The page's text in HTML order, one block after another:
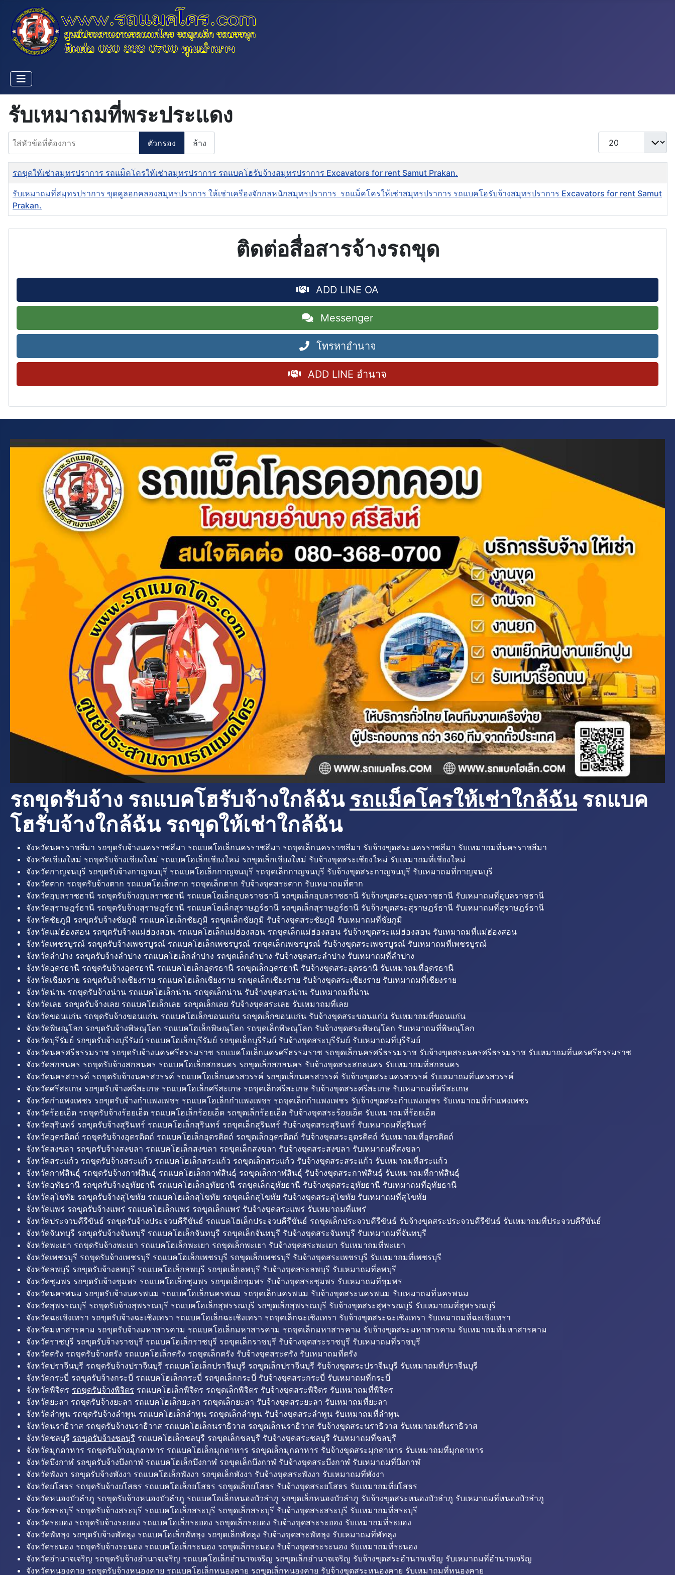
รับเหมาถมที่พระประแดง
ใส่หัวข้อที่ต้องการ
ตัวกรอง ล้าง
แสดง #
ชื่อ
รถขุดให้เช่าสมุทรปราการ รถแม็คโครให้เช่าสมุทรปราการ รถแบคโฮรับจ้างสมุทรปราการ Excavators for rent Samut Prakan.
รับเหมาถมที่สมุทรปราการ ขุดคูลอกคลองสมุทรปราการ ให้เช่าเครืองจักกลหนักสมุทรปราการ รถแม็คโครให้เช่าสมุทรปราการ รถแบคโฮรับจ้างสมุทรปราการ Excavators for rent Samut
Prakan.
ติดต่อสื่อสารจ้างรถขุด
ADD LINE OA
Messenger
โทรหาอำนาจ
ADD LINE อำนาจ
รถขุดรับจ้าง รถแบคโฮรับจ้างใกล้ฉัน รถแม็คโครให้เช่าใกล้ฉันรถแบค
โฮรับจ้างใกล้ฉัน รถขุดให้เช่าใกล้ฉัน
จังหวัดนครราชสีมา รถขุดรับจ้างนครราชสีมา รถแบคโฮเล็กนครราชสีมา รถขุดเล็กนครราชสีมา รับจ้างขุดสระนครราชสีมา รับเหมาถมที่นครราชสีมา
จังหวัดเชียงใหม่ รถขุดรับจ้างเชียงใหม่ รถแบคโฮเล็กเชียงใหม่ รถขุดเล็กเชียงใหม่ รับจ้างขุดสระเชียงใหม่ รับเหมาถมที่เชียงใหม่
จังหวัดกาญจนบุรี รถขุดรับจ้างกาญจนบุรี รถแบคโฮเล็กกาญจนบุรี รถขุดเล็กกาญจนบุรี รับจ้างขุดสระกาญจนบุรี รับเหมาถมที่กาญจนบุรี
จังหวัดตาก รถขุดรับจ้างตาก รถแบคโฮเล็กตาก รถขุดเล็กตาก รับจ้างขุดสระตาก รับเหมาถมที่ตาก
จังหวัดอุบลราชธานี รถขุดรับจ้างอุบลราชธานี รถแบคโฮเล็กอุบลราชธานี รถขุดเล็กอุบลราชธานี รับจ้างขุดสระอุบลราชธานี รับเหมาถมที่อุบลราชธานี
จังหวัดสุราษฎร์ธานี รถขุดรับจ้างสุราษฎร์ธานี รถแบคโฮเล็กสุราษฎร์ธานี รถขุดเล็กสุราษฎร์ธานี รับจ้างขุดสระสุราษฎร์ธานี รับเหมาถมที่สุราษฎร์ธานี
จังหวัดชัยภูมิ รถขุดรับจ้างชัยภูมิ รถแบคโฮเล็กชัยภูมิ รถขุดเล็กชัยภูมิ รับจ้างขุดสระชัยภูมิ รับเหมาถมที่ชัยภูมิ
จังหวัดแม่ฮ่องสอน รถขุดรับจ้างแม่ฮ่องสอน รถแบคโฮเล็กแม่ฮ่องสอน รถขุดเล็กแม่ฮ่องสอน รับจ้างขุดสระแม่ฮ่องสอน รับเหมาถมที่แม่ฮ่องสอน
จังหวัดเพชรบูรณ์ รถขุดรับจ้างเพชรบูรณ์ รถแบคโฮเล็กเพชรบูรณ์ รถขุดเล็กเพชรบูรณ์ รับจ้างขุดสระเพชรบูรณ์ รับเหมาถมที่เพชรบูรณ์
จังหวัดลำปาง รถขุดรับจ้างลำปาง รถแบคโฮเล็กลำปาง รถขุดเล็กลำปาง รับจ้างขุดสระลำปาง รับเหมาถมที่ลำปาง
จังหวัดอุดรธานี รถขุดรับจ้างอุดรธานี รถแบคโฮเล็กอุดรธานี รถขุดเล็กอุดรธานี รับจ้างขุดสระอุดรธานี รับเหมาถมที่อุดรธานี
จังหวัดเชียงราย รถขุดรับจ้างเชียงราย รถแบคโฮเล็กเชียงราย รถขุดเล็กเชียงราย รับจ้างขุดสระเชียงราย รับเหมาถมที่เชียงราย
จังหวัดน่าน รถขุดรับจ้างน่าน รถแบคโฮเล็กน่าน รถขุดเล็กน่าน รับจ้างขุดสระน่าน รับเหมาถมที่น่าน
จังหวัดเลย รถขุดรับจ้างเลย รถแบคโฮเล็กเลย รถขุดเล็กเลย รับจ้างขุดสระเลย รับเหมาถมที่เลย
จังหวัดขอนแก่น รถขุดรับจ้างขอนแก่น รถแบคโฮเล็กขอนแก่น รถขุดเล็กขอนแก่น รับจ้างขุดสระขอนแก่น รับเหมาถมที่ขอนแก่น
จังหวัดพิษณุโลก รถขุดรับจ้างพิษณุโลก รถแบคโฮเล็กพิษณุโลก รถขุดเล็กพิษณุโลก รับจ้างขุดสระพิษณุโลก รับเหมาถมที่พิษณุโลก
จังหวัดบุรีรัมย์ รถขุดรับจ้างบุรีรัมย์ รถแบคโฮเล็กบุรีรัมย์ รถขุดเล็กบุรีรัมย์ รับจ้างขุดสระบุรีรัมย์ รับเหมาถมที่บุรีรัมย์
จังหวัดนครศรีธรรมราช รถขุดรับจ้างนครศรีธรรมราช รถแบคโฮเล็กนครศรีธรรมราช รถขุดเล็กนครศรีธรรมราช รับจ้างขุดสระนครศรีธรรมราช รับเหมาถมที่นครศรีธรรมราช
จังหวัดสกลนคร รถขุดรับจ้างสกลนคร รถแบคโฮเล็กสกลนคร รถขุดเล็กสกลนคร รับจ้างขุดสระสกลนคร รับเหมาถมที่สกลนคร
จังหวัดนครสวรรค์ รถขุดรับจ้างนครสวรรค์ รถแบคโฮเล็กนครสวรรค์ รถขุดเล็กนครสวรรค์ รับจ้างขุดสระนครสวรรค์ รับเหมาถมที่นครสวรรค์
จังหวัดศรีสะเกษ รถขุดรับจ้างศรีสะเกษ รถแบคโฮเล็กศรีสะเกษ รถขุดเล็กศรีสะเกษ รับจ้างขุดสระศรีสะเกษ รับเหมาถมที่ศรีสะเกษ
จังหวัดกำแพงเพชร รถขุดรับจ้างกำแพงเพชร รถแบคโฮเล็กกำแพงเพชร รถขุดเล็กกำแพงเพชร รับจ้างขุดสระกำแพงเพชร รับเหมาถมที่กำแพงเพชร
จังหวัดร้อยเอ็ด รถขุดรับจ้างร้อยเอ็ด รถแบคโฮเล็กร้อยเอ็ด รถขุดเล็กร้อยเอ็ด รับจ้างขุดสระร้อยเอ็ด รับเหมาถมที่ร้อยเอ็ด
จังหวัดสุรินทร์ รถขุดรับจ้างสุรินทร์ รถแบคโฮเล็กสุรินทร์ รถขุดเล็กสุรินทร์ รับจ้างขุดสระสุรินทร์ รับเหมาถมที่สุรินทร์
จังหวัดอุตรดิตถ์ รถขุดรับจ้างอุตรดิตถ์ รถแบคโฮเล็กอุตรดิตถ์ รถขุดเล็กอุตรดิตถ์ รับจ้างขุดสระอุตรดิตถ์ รับเหมาถมที่อุตรดิตถ์
จังหวัดสงขลา รถขุดรับจ้างสงขลา รถแบคโฮเล็กสงขลา รถขุดเล็กสงขลา รับจ้างขุดสระสงขลา รับเหมาถมที่สงขลา
จังหวัดสระแก้ว รถขุดรับจ้างสระแก้ว รถแบคโฮเล็กสระแก้ว รถขุดเล็กสระแก้ว รับจ้างขุดสระสระแก้ว รับเหมาถมที่สระแก้ว
จังหวัดกาฬสินธุ์ รถขุดรับจ้างกาฬสินธุ์ รถแบคโฮเล็กกาฬสินธุ์ รถขุดเล็กกาฬสินธุ์ รับจ้างขุดสระกาฬสินธุ์ รับเหมาถมที่กาฬสินธุ์
จังหวัดอุทัยธานี รถขุดรับจ้างอุทัยธานี รถแบคโฮเล็กอุทัยธานี รถขุดเล็กอุทัยธานี รับจ้างขุดสระอุทัยธานี รับเหมาถมที่อุทัยธานี
จังหวัดสุโขทัย รถขุดรับจ้างสุโขทัย รถแบคโฮเล็กสุโขทัย รถขุดเล็กสุโขทัย รับจ้างขุดสระสุโขทัย รับเหมาถมที่สุโขทัย
จังหวัดแพร่ รถขุดรับจ้างแพร่ รถแบคโฮเล็กแพร่ รถขุดเล็กแพร่ รับจ้างขุดสระแพร่ รับเหมาถมที่แพร่
จังหวัดประจวบคีรีขันธ์ รถขุดรับจ้างประจวบคีรีขันธ์ รถแบคโฮเล็กประจวบคีรีขันธ์ รถขุดเล็กประจวบคีรีขันธ์ รับจ้างขุดสระประจวบคีรีขันธ์ รับเหมาถมที่ประจวบคีรีขันธ์
จังหวัดจันทบุรี รถขุดรับจ้างจันทบุรี รถแบคโฮเล็กจันทบุรี รถขุดเล็กจันทบุรี รับจ้างขุดสระจันทบุรี รับเหมาถมที่จันทบุรี
จังหวัดพะเยา รถขุดรับจ้างพะเยา รถแบคโฮเล็กพะเยา รถขุดเล็กพะเยา รับจ้างขุดสระพะเยา รับเหมาถมที่พะเยา
จังหวัดเพชรบุรี รถขุดรับจ้างเพชรบุรี รถแบคโฮเล็กเพชรบุรี รถขุดเล็กเพชรบุรี รับจ้างขุดสระเพชรบุรี รับเหมาถมที่เพชรบุรี
จังหวัดลพบุรี รถขุดรับจ้างลพบุรี รถแบคโฮเล็กลพบุรี รถขุดเล็กลพบุรี รับจ้างขุดสระลพบุรี รับเหมาถมที่ลพบุรี
จังหวัดชุมพร รถขุดรับจ้างชุมพร รถแบคโฮเล็กชุมพร รถขุดเล็กชุมพร รับจ้างขุดสระชุมพร รับเหมาถมที่ชุมพร
จังหวัดนครพนม รถขุดรับจ้างนครพนม รถแบคโฮเล็กนครพนม รถขุดเล็กนครพนม รับจ้างขุดสระนครพนม รับเหมาถมที่นครพนม
จังหวัดสุพรรณบุรี รถขุดรับจ้างสุพรรณบุรี รถแบคโฮเล็กสุพรรณบุรี รถขุดเล็กสุพรรณบุรี รับจ้างขุดสระสุพรรณบุรี รับเหมาถมที่สุพรรณบุรี
จังหวัดฉะเชิงเทรา รถขุดรับจ้างฉะเชิงเทรา รถแบคโฮเล็กฉะเชิงเทรา รถขุดเล็กฉะเชิงเทรา รับจ้างขุดสระฉะเชิงเทรา รับเหมาถมที่ฉะเชิงเทรา
จังหวัดมหาสารคาม รถขุดรับจ้างมหาสารคาม รถแบคโฮเล็กมหาสารคาม รถขุดเล็กมหาสารคาม รับจ้างขุดสระมหาสารคาม รับเหมาถมที่มหาสารคาม
จังหวัดราชบุรี รถขุดรับจ้างราชบุรี รถแบคโฮเล็กราชบุรี รถขุดเล็กราชบุรี รับจ้างขุดสระราชบุรี รับเหมาถมที่ราชบุรี
จังหวัดตรัง รถขุดรับจ้างตรัง รถแบคโฮเล็กตรัง รถขุดเล็กตรัง รับจ้างขุดสระตรัง รับเหมาถมที่ตรัง
จังหวัดปราจีนบุรี รถขุดรับจ้างปราจีนบุรี รถแบคโฮเล็กปราจีนบุรี รถขุดเล็กปราจีนบุรี รับจ้างขุดสระปราจีนบุรี รับเหมาถมที่ปราจีนบุรี
จังหวัดกระบี่ รถขุดรับจ้างกระบี่ รถแบคโฮเล็กกระบี่ รถขุดเล็กกระบี่ รับจ้างขุดสระกระบี่ รับเหมาถมที่กระบี่
จังหวัดพิจิตร รถขุดรับจ้างพิจิตร รถแบคโฮเล็กพิจิตร รถขุดเล็กพิจิตร รับจ้างขุดสระพิจิตร รับเหมาถมที่พิจิตร
จังหวัดยะลา รถขุดรับจ้างยะลา รถแบคโฮเล็กยะลา รถขุดเล็กยะลา รับจ้างขุดสระยะลา รับเหมาถมที่ยะลา
จังหวัดลำพูน รถขุดรับจ้างลำพูน รถแบคโฮเล็กลำพูน รถขุดเล็กลำพูน รับจ้างขุดสระลำพูน รับเหมาถมที่ลำพูน
จังหวัดนราธิวาส รถขุดรับจ้างนราธิวาส รถแบคโฮเล็กนราธิวาส รถขุดเล็กนราธิวาส รับจ้างขุดสระนราธิวาส รับเหมาถมที่นราธิวาส
จังหวัดชลบุรี รถขุดรับจ้างชลบุรี รถแบคโฮเล็กชลบุรี รถขุดเล็กชลบุรี รับจ้างขุดสระชลบุรี รับเหมาถมที่ชลบุรี
จังหวัดมุกดาหาร รถขุดรับจ้างมุกดาหาร รถแบคโฮเล็กมุกดาหาร รถขุดเล็กมุกดาหาร รับจ้างขุดสระมุกดาหาร รับเหมาถมที่มุกดาหาร
จังหวัดบึงกาฬ รถขุดรับจ้างบึงกาฬ รถแบคโฮเล็กบึงกาฬ รถขุดเล็กบึงกาฬ รับจ้างขุดสระบึงกาฬ รับเหมาถมที่บึงกาฬ
จังหวัดพังงา รถขุดรับจ้างพังงา รถแบคโฮเล็กพังงา รถขุดเล็กพังงา รับจ้างขุดสระพังงา รับเหมาถมที่พังงา
จังหวัดยโสธร รถขุดรับจ้างยโสธร รถแบคโฮเล็กยโสธร รถขุดเล็กยโสธร รับจ้างขุดสระยโสธร รับเหมาถมที่ยโสธร
จังหวัดหนองบัวลำภู รถขุดรับจ้างหนองบัวลำภู รถแบคโฮเล็กหนองบัวลำภู รถขุดเล็กหนองบัวลำภู รับจ้างขุดสระหนองบัวลำภู รับเหมาถมที่หนองบัวลำภู
จังหวัดสระบุรี รถขุดรับจ้างสระบุรี รถแบคโฮเล็กสระบุรี รถขุดเล็กสระบุรี รับจ้างขุดสระสระบุรี รับเหมาถมที่สระบุรี
จังหวัดระยอง รถขุดรับจ้างระยอง รถแบคโฮเล็กระยอง รถขุดเล็กระยอง รับจ้างขุดสระระยอง รับเหมาถมที่ระยอง
จังหวัดพัทลุง รถขุดรับจ้างพัทลุง รถแบคโฮเล็กพัทลุง รถขุดเล็กพัทลุง รับจ้างขุดสระพัทลุง รับเหมาถมที่พัทลุง
จังหวัดระนอง รถขุดรับจ้างระนอง รถแบคโฮเล็กระนอง รถขุดเล็กระนอง รับจ้างขุดสระระนอง รับเหมาถมที่ระนอง
จังหวัดอำนาจเจริญ รถขุดรับจ้างอำนาจเจริญ รถแบคโฮเล็กอำนาจเจริญ รถขุดเล็กอำนาจเจริญ รับจ้างขุดสระอำนาจเจริญ รับเหมาถมที่อำนาจเจริญ
จังหวัดหนองคาย รถขุดรับจ้างหนองคาย รถแบคโฮเล็กหนองคาย รถขุดเล็กหนองคาย รับจ้างขุดสระหนองคาย รับเหมาถมที่หนองคาย